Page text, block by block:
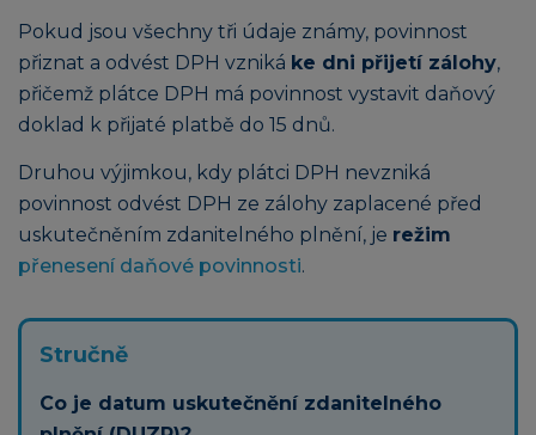
Pokud jsou všechny tři údaje známy, povinnost
přiznat a odvést DPH vzniká ke dni přijetí zálohy,
přičemž plátce DPH má povinnost vystavit daňový
doklad k přijaté platbě do 15 dnů.
Druhou výjimkou, kdy plátci DPH nevzniká
povinnost odvést DPH ze zálohy zaplacené před
uskutečněním zdanitelného plnění, je režim
přenesení daňové povinnosti.
Stručně
Co je datum uskutečnění zdanitelného